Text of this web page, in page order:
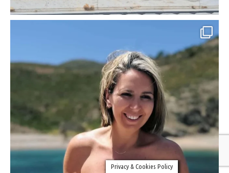
Privacy & Cookies Policy